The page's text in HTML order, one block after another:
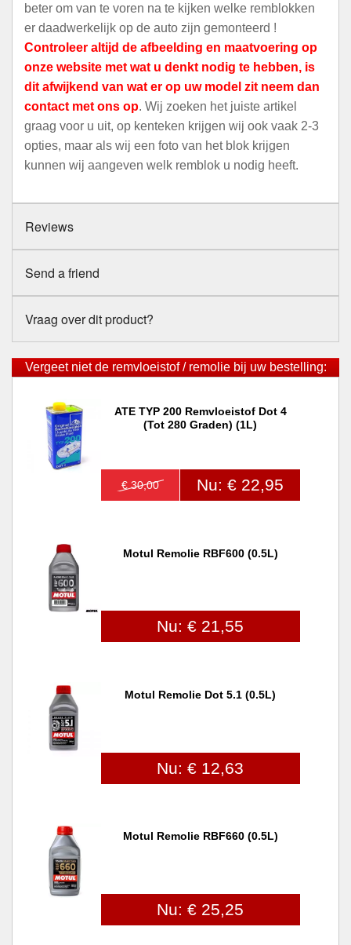
beter om van te voren na te kijken welke remblokken
er daadwerkelijk op de auto zijn gemonteerd !
Controleer altijd de afbeelding en maatvoering op
onze website met wat u denkt nodig te hebben, is
dit afwijkend van wat er op uw model zit neem dan
contact met ons op. Wij zoeken het juiste artikel
graag voor u uit, op kenteken krijgen wij ook vaak 2-3
opties, maar als wij een foto van het blok krijgen
kunnen wij aangeven welk remblok u nodig heeft.
Reviews
Send a friend
Vraag over dit product?
Vergeet niet de remvloeistof / remolie bij uw bestelling:
ATE TYP 200 Remvloeistof Dot 4
(tot 280 Graden) (1L)
€ 30,00 Nu: € 22,95
Motul Remolie RBF600 (0.5L)
Nu: € 21,55
Motul Remolie Dot 5.1 (0.5L)
Nu: € 12,63
Motul Remolie RBF660 (0.5L)
Nu: € 25,25